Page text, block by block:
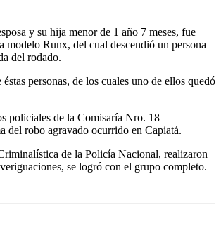
y su hija menor de 1 año 7 meses, fue
modelo Runx, del cual descendió un persona
del rodado.
personas, de los cuales uno de ellos quedó
policiales de la Comisaría Nro. 18
del robo agravado ocurrido en Capiatá.
de la Policía Nacional, realizaron
se logró con el grupo completo.